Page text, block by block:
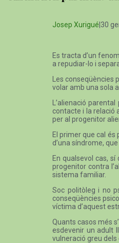
Josep Xurigué |30
Es tracta d’un
a repudiar-lo i
Les
volar amb una sola
L’alienació
contacte i la relació
per al progenitor
El primer que cal
d’una síndrome,
En qualsevol cas,
progenitor contra
sistema familiar.
Soc politòleg i no
conseqüències
víctima d’aquest
Quants casos més
esdevenir un adult
vulneració greu